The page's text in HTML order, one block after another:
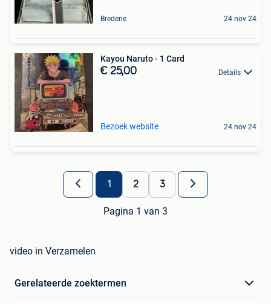
Bredene 24 nov 24
Kayou Naruto - 1 Card
€ 25,00 Details
Bezoek website 24 nov 24
1 2 3
Pagina 1 van 3
video in Verzamelen
Gerelateerde zoektermen